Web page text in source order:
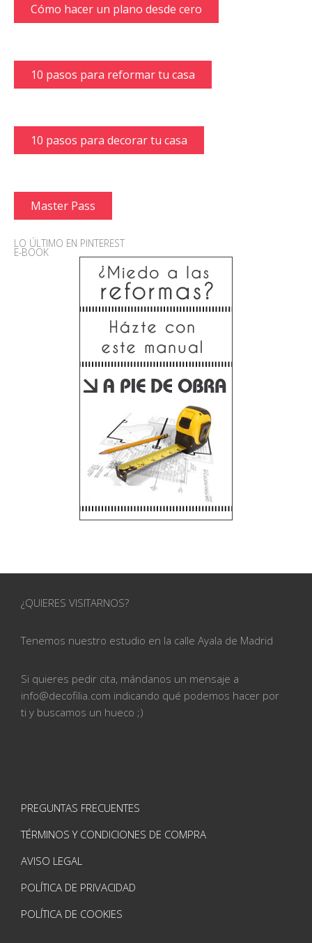
Cómo hacer un plano desde cero
10 pasos para reformar tu casa
10 pasos para decorar tu casa
Master Pass
LO ÚLTIMO EN PINTEREST
E-BOOK
¿QUIERES VISITARNOS?
Tenemos nuestro estudio en la calle Ayala de Madrid
Si quieres pedir cita, mándanos un mensaje a
info@decofilia.com indicando qué podemos hacer por
ti y buscamos un hueco ;)
PREGUNTAS FRECUENTES
TÉRMINOS Y CONDICIONES DE COMPRA
AVISO LEGAL
POLÍTICA DE PRIVACIDAD
POLÍTICA DE COOKIES